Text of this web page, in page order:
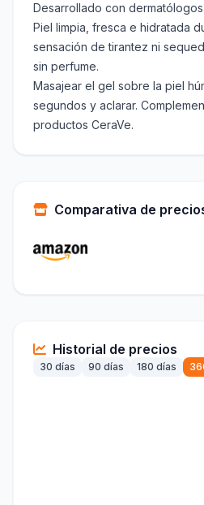
Desarrollado con dermatólogos.
Piel limpia, fresca e hidratada
sensación de tirantez ni
sin perfume.
Masajear el gel sobre la piel
segundos y aclarar.
productos CeraVe.
Comparativa de
Historial de precios
30 días 90 días 180 días